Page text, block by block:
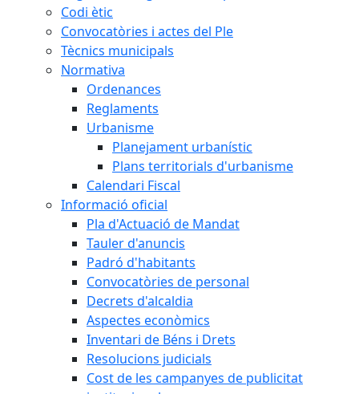
Codi ètic
Convocatòries i actes del Ple
Tècnics municipals
Normativa
Ordenances
Reglaments
Urbanisme
Planejament urbanístic
Plans territorials d'urbanisme
Calendari Fiscal
Informació oficial
Pla d'Actuació de Mandat
Tauler d'anuncis
Padró d'habitants
Convocatòries de personal
Decrets d'alcaldia
Aspectes econòmics
Inventari de Béns i Drets
Resolucions judicials
Cost de les campanyes de publicitat